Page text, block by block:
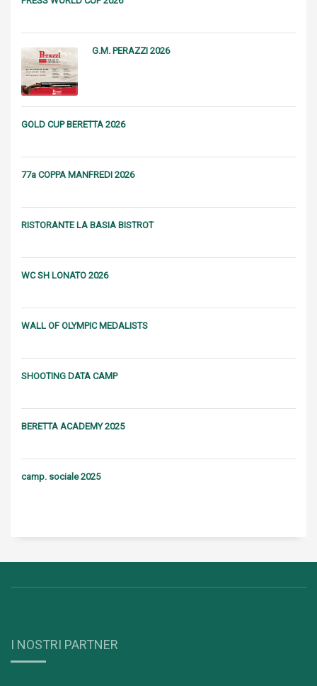
G.M. PERAZZI 2026
GOLD CUP BERETTA 2026
77a COPPA MANFREDI 2026
RISTORANTE LA BASIA BISTROT
WC SH LONATO 2026
WALL OF OLYMPIC MEDALISTS
SHOOTING DATA CAMP
BERETTA ACADEMY 2025
camp. sociale 2025
I NOSTRI PARTNER